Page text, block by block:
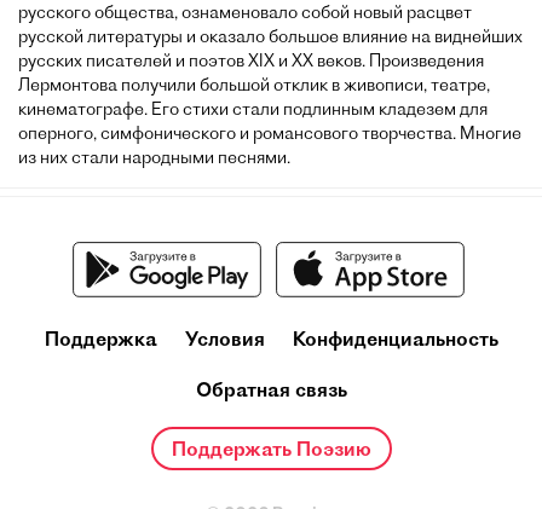
русского общества, ознаменовало собой новый расцвет
русской литературы и оказало большое влияние на виднейших
русских писателей и поэтов XIX и XX веков. Произведения
Лермонтова получили большой отклик в живописи, театре,
кинематографе. Его стихи стали подлинным кладезем для
оперного, симфонического и романсового творчества. Многие
из них стали народными песнями.
Поддержка Условия Конфиденциальность
Обратная связь
Поддержать Поэзию